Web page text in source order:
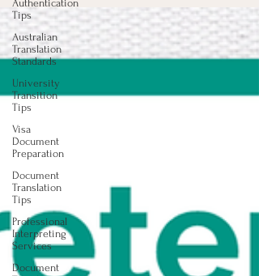
Authentication
Tips
Australian
Translation
Standards
University
Transition
Tips
Visa
Document
Preparation
Document
Translation
Tips
Professional
Interpreting
Services
Document